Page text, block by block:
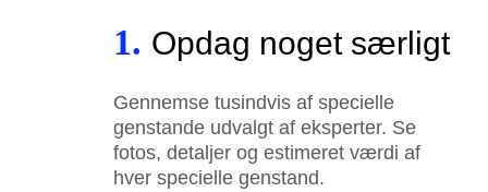
1. Opdag noget særligt
Gennemse tusindvis af specielle
genstande udvalgt af eksperter. Se
fotos, detaljer og estimeret værdi af
hver specielle genstand.